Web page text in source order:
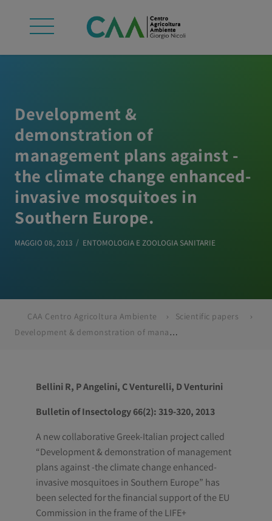
Development &
demonstration of
management plans against -
the climate change enhanced-
invasive mosquitoes in
Southern Europe.
MAGGIO 08, 2013 ENTOMOLOGIA E ZOOLOGIA SANITARIE
CAA Centro Agricoltura Ambiente
Scientific papers
Development & demonstration of management plans against -the climate change enhanced-invasive mosquitoes in Southern Europe.
Bellini R, P Angelini, C Venturelli, D Venturini
Bulletin of Insectology 66(2): 319-320, 2013
A new collaborative Greek-Italian project called
“Development & demonstration of management
plans against -the climate change enhanced-
invasive mosquitoes in Southern Europe” has
been selected for the financial support of the EU
Commission in the frame of the LIFE+